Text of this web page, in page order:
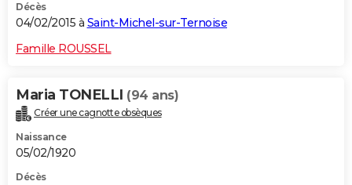
Décès
04/02/2015 à Saint-Michel-sur-Ternoise
Famille ROUSSEL
Maria TONELLI (94 ans)
Créer une cagnotte obsèques
Naissance
05/02/1920
Décès